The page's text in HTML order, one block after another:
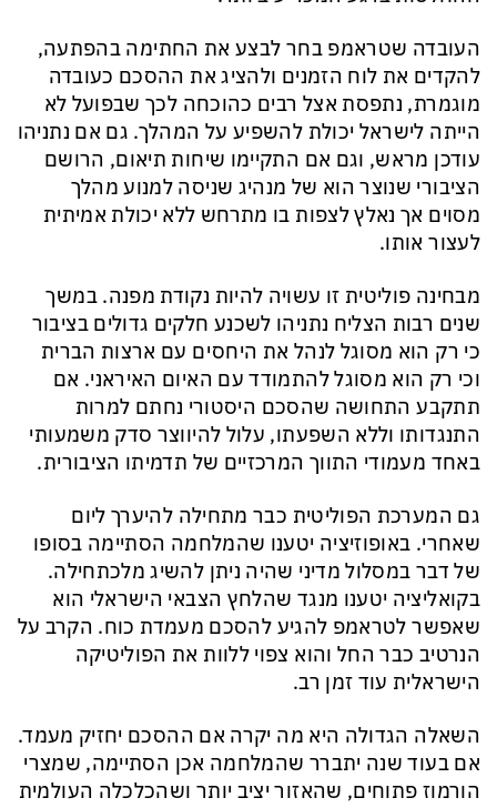
העובדה שטראמפ בחר לבצע את החתימה בהפתעה,
להקדים את לוח הזמנים ולהציג את ההסכם כעובדה
מוגמרת, נתפסת אצל רבים כהוכחה לכך שבפועל לא
הייתה לישראל יכולת להשפיע על המהלך. גם אם נתניהו
עודכן מראש, וגם אם התקיימו שיחות תיאום, הרושם
הציבורי שנוצר הוא של מנהיג שניסה למנוע מהלך
מסוים אך נאלץ לצפות בו מתרחש ללא יכולת אמיתית
לעצור אותו.
מבחינה פוליטית זו עשויה להיות נקודת מפנה. במשך
שנים רבות הצליח נתניהו לשכנע חלקים גדולים בציבור
כי רק הוא מסוגל לנהל את היחסים עם ארצות הברית
וכי רק הוא מסוגל להתמודד עם האיום האיראני. אם
תתקבע התחושה שהסכם היסטורי נחתם למרות
התנגדותו וללא השפעתו, עלול להיווצר סדק משמעותי
באחד מעמודי התווך המרכזיים של תדמיתו הציבורית.
גם המערכת הפוליטית כבר מתחילה להיערך ליום
שאחרי. באופוזיציה יטענו שהמלחמה הסתיימה בסופו
של דבר במסלול מדיני שהיה ניתן להשיג מלכתחילה.
בקואליציה יטענו מנגד שהלחץ הצבאי הישראלי הוא
שאפשר לטראמפ להגיע להסכם מעמדת כוח. הקרב על
הנרטיב כבר החל והוא צפוי ללוות את הפוליטיקה
הישראלית עוד זמן רב.
השאלה הגדולה היא מה יקרה אם ההסכם יחזיק מעמד.
אם בעוד שנה יתברר שהמלחמה אכן הסתיימה, שמצרי
הורמוז פתוחים, שהאזור יציב יותר ושהכלכלה העולמית